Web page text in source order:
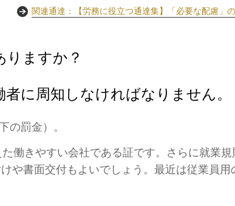
関連通達：【労務に役立つ通達集】「必要な配慮」
りますか？
に周知しなければなりません。
の罰金）。
働きやすい会社である証です。さらに就業
や書面交付もよいでしょう。最近は従業員用